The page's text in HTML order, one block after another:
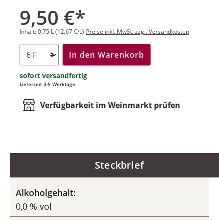
9,50 €*
Inhalt:0.75 L(12,67 €/L) Preise inkl. MwSt. zzgl. Versandkosten
In den Warenkorb
sofort versandfertig
Lieferzeit 3-5 Werktage
Verfügbarkeit im Weinmarkt prüfen
Steckbrief
Alkoholgehalt:
0,0 % vol